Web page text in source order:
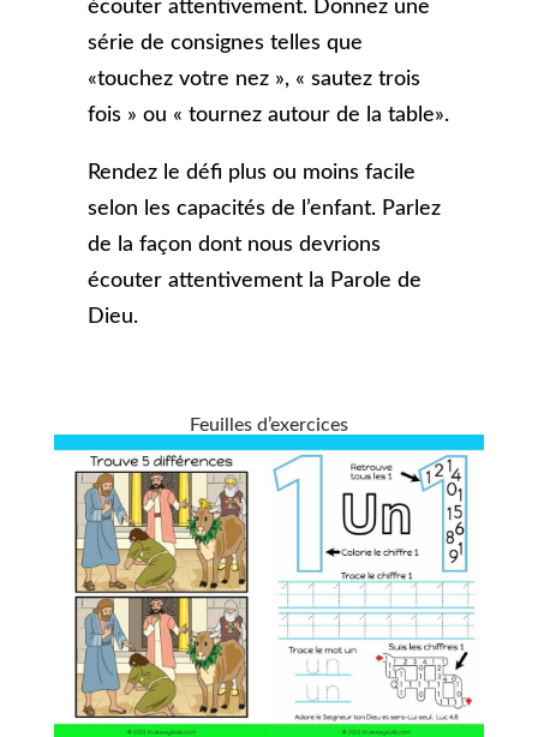
écouter attentivement. Donnez une
série de consignes telles que
«touchez votre nez », « sautez trois
fois » ou « tournez autour de la table».
Rendez le défi plus ou moins facile
selon les capacités de l’enfant. Parlez
de la façon dont nous devrions
écouter attentivement la Parole de
Dieu.
Feuilles d’exercices